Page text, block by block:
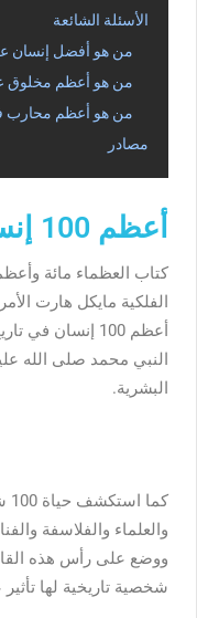
الأسئلة الشائعة
من هو أفضل إنسان
من هو أعظم مخلوق
من هو أعظم محارب
مصادر
أعظم 100 إنسان في تاريخ البشرية
كتاب العظماء مائة
الفلكية مايكل هارت
أعظم 100
النبي محمد صلى الله
البشرية.
والعلماء والفلاسفة
ووضع على رأس هذه
شخصية تاريخية لها